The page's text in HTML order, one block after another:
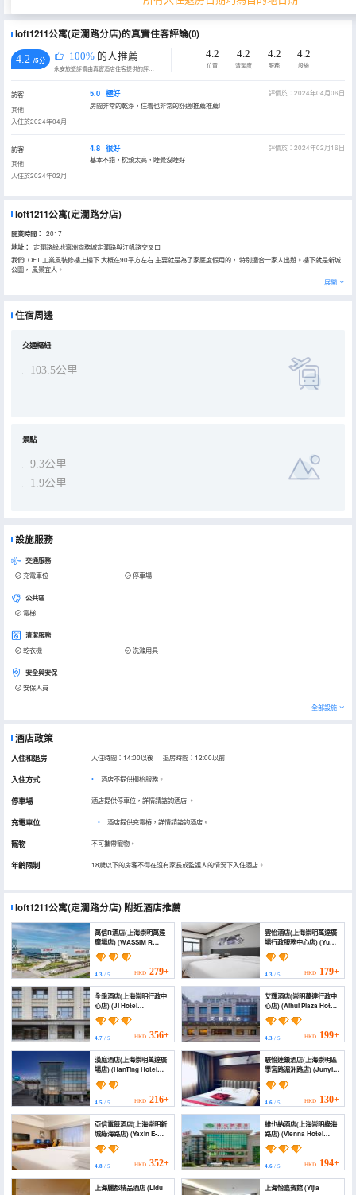
loft1211公寓(定瀾路分店)的真實住客評論(0)
4.2 /5分 100% 的人推薦
永安旅遊評價由真實酒店住客提供的評價。
4.2
位置
4.2
清潔度
4.2
服務
4.2
設施
訪客
其他
入住於2024年04月
5.0 極好
評價於：2024年04月06日
房間非常的乾淨，住着也非常的舒適!推薦推薦!
訪客
其他
入住於2024年02月
4.8 很好
評價於：2024年02月16日
基本不錯，枕頭太高，睡覺沒睡好
loft1211公寓(定瀾路分店)
開業時間： 2017
地址：
定瀾路綠地瀛洲商務城定瀾路與江帆路交叉口
我們LOFT 工業風裝修樓上樓下 大概在90平方左右 主要就是為了家庭度假用的， 特別適合一家人出遊。樓下就是新城
公園， 風景宜人。
展開
住宿周邊
交通樞紐
103.5公里
景點
9.3公里
1.9公里
設施服務
交通服務
充電車位 停車場
公共區
電梯
清潔服務
乾衣機 洗滌用具
安全與安保
安保人員
全部設施
酒店政策
入住和退房 入住時間：14:00以後 退房時間：12:00以前
入住方式 酒店不提供櫃枱服務。
停車場 酒店提供停車位，詳情請諮詢酒店 。
充電車位 • 酒店提供充電樁，詳情請諮詢酒店。
寵物 不可攜帶寵物。
年齡限制 18歲以下的房客不得在沒有家長或監護人的情況下入住酒店。
loft1211公寓(定瀾路分店) 附近酒店推薦
萬信R酒店(上海崇明萬達
廣場店) (WASSIM R
HOTEL(Shanghai
Chongming Wanda
Plaza）)
4.3 / 5 HKD 279+
雲怡酒店(上海崇明萬達廣
場行政服務中心店) (Yunyi
Hotel (Shanghai
Chongming Wanda
Plaza Administrative
Service Center))
4.3/ 5 HKD 179+
全季酒店(上海崇明行政中
心店) (JI Hotel
(Shanghai Chongming
Administrative Center))
4.7 / 5 HKD 356+
艾輝酒店(崇明萬達行政中
心店) (Aihui Plaza Hotel
(Chongming Wanda
Administrative Center))
4.3/ 5 HKD 199+
漢庭酒店(上海崇明萬達廣
場店) (HanTing Hotel
(Shanghai Chongming
Wanda Plaza))
4.5 / 5 HKD 216+
駿怡連鎖酒店(上海崇明區
學宮路湄洲路店) (Junyi
Hotel (Shanghai
Chongming District Xue
Gong Road ))
4.6/ 5 HKD 130+
亞信電競酒店(上海崇明新
城綠海路店) (Yaxin E-
Sports Hotel (Shanghai
Chongming New Town
Luhai Road))
4.8 / 5 HKD 352+
維也納酒店(上海崇明綠海
路店) (Vienna Hotel
(Shanghai Chongming
Lvhai Road))
4.6/ 5 HKD 194+
上海麗都精品酒店 (Lidu
上海怡嘉賓館 (Yijia